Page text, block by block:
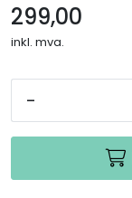
299,00
inkl. mva.
-